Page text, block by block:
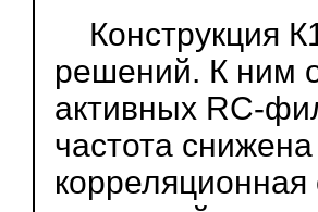
Конструкция
решений. К ним
активных RC-
частота